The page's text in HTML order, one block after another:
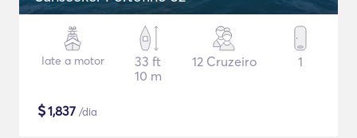
Iate a motor
33 ft
10 m
12 Cruzeiro 1
$1,837 /dia